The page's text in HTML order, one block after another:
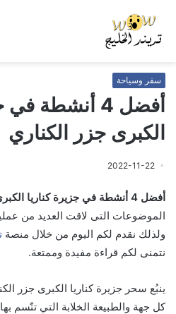
سفر وسياحة
أفضل 4 أنشطة
الكبرى جزر الكناري
2022-11-22
أفضل 4 أنشطة في جزيرة كناريا الكبرى جزر الكناري
الموضوعات التى لاقت العديد من
ولذلك نقدم لكم اليوم من خلال منصة
نتمنى لكم قراءة مفيدة وممتعة.
ينبُع سحر جزيرة كناريا الكبرى جزر
كل جهة والطبيعة الخلابة التي تتّسم